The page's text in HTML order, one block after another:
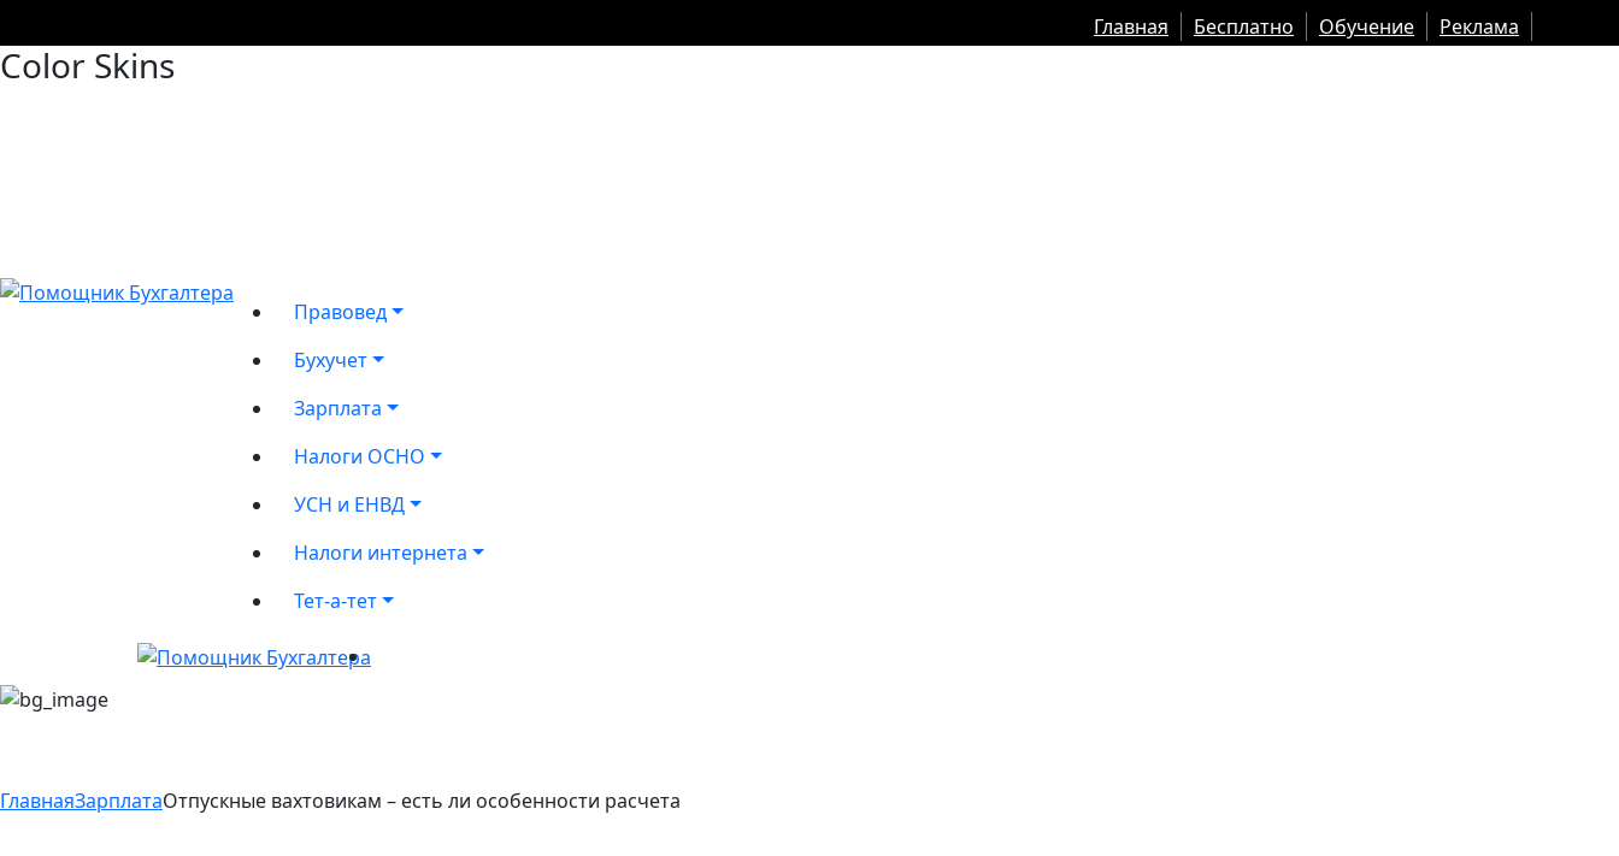
Главная Бесплатно Обучение Реклама
Color Skins
Правовед
Бухучет
Зарплата
Налоги ОСНО
УСН и ЕНВД
Налоги интернета
Тет-а-тет
ГлавнаяЗарплатаОтпускные вахтовикам – есть ли особенности расчета